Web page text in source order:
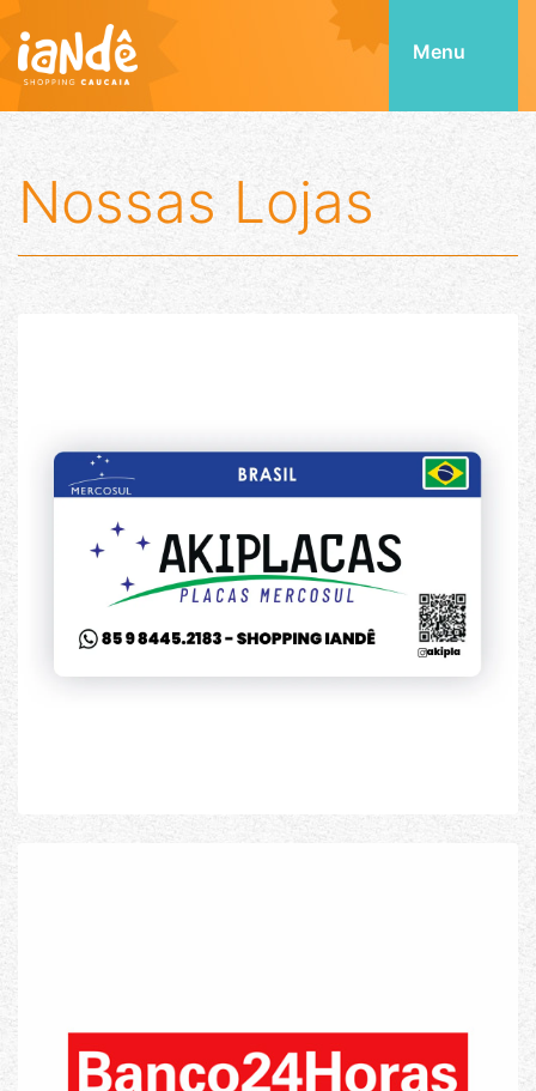
Menu
Nossas Lojas